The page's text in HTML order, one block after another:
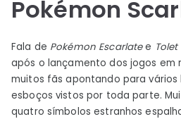
Pokémon
Fala de Pokémon Escarlatee Tolet
após o lançamento dos jogos em
muitos fãs apontando para vários
esboços vistos por toda parte.
quatro símbolos estranhos